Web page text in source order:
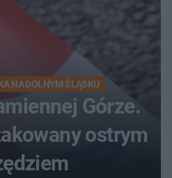
NA DOLNYM ŚLĄSKU
Górze.
ostrym